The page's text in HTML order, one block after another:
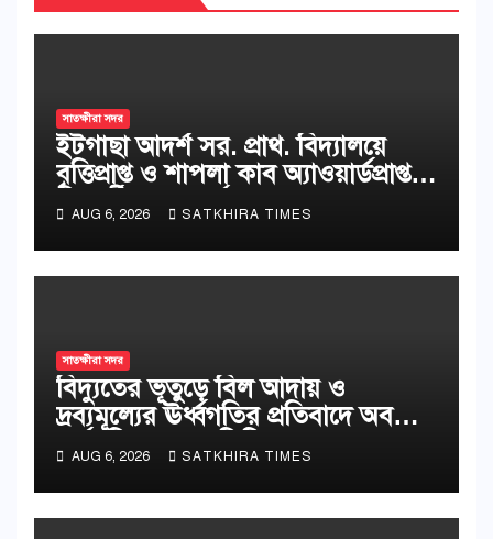
সাতক্ষীরা সদর
ইটগাছা আদর্শ সর. প্রাথ. বিদ্যালয়ে
বৃত্তিপ্রাপ্ত ও শাপলা কাব অ্যাওয়ার্ডপ্রাপ্ত
শিক্ষার্থীদের সংবর্ধনা
AUG 6, 2026 SATKHIRA TIMES
সাতক্ষীরা সদর
বিদ্যুতের ভূতুড়ে বিল আদায় ও
দ্রব্যমূল্যের ঊর্ধ্বগতির প্রতিবাদে অবস্থান
কর্মসূচি ও স্মারকলিপি
AUG 6, 2026 SATKHIRA TIMES